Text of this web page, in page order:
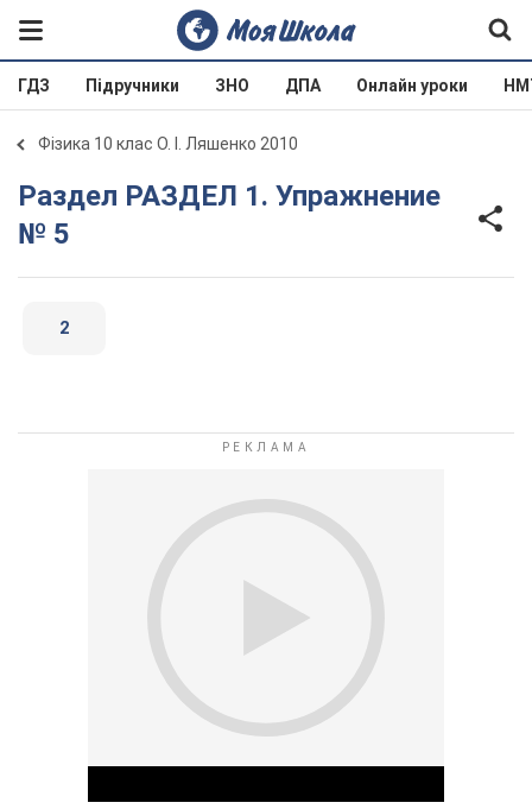
ГДЗ Підручники ЗНО ДПА Онлайн уроки
Фізика 10 клас О. І. Ляшенко 2010
Раздел РАЗДЕЛ 1. Упражнение
№ 5
2